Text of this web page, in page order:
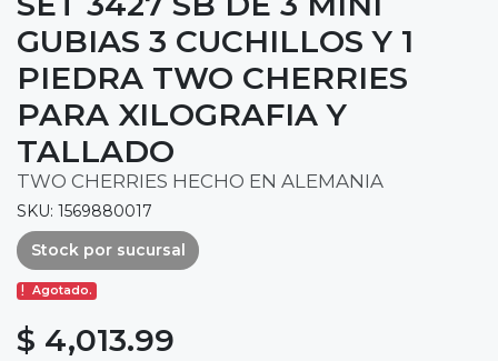
GUBIAS 3 CUCHILLOS Y 1
PIEDRA TWO CHERRIES
PARA XILOGRAFIA Y
TALLADO
TWO CHERRIES HECHO EN ALEMANIA
SKU: 1569880017
Stock por sucursal
Agotado.
$ 4,013.99